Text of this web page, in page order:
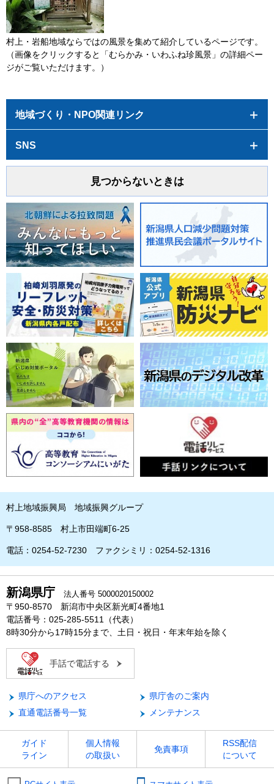
村上・岩船地域ならではの風景を集めて紹介しているページです。
（画像をクリックすると「むらかみ・いわふね珍風景」の詳細ペー
ジがご覧いただけます。）
地域づくり・NPO関連リンク
SNS
見つからないときは
村上地域振興局 地域振興グループ
〒958-8585 村上市田端町6-25
電話：0254-52-7230 ファクシミリ：0254-52-1316
新潟県庁 法人番号 5000020150002
〒950-8570 新潟市中央区新光町4番地1
電話番号：025-285-5511（代表）
8時30分から17時15分まで、土日・祝日・年末年始を除く
手話で電話する
県庁へのアクセス
県庁舎のご案内
直通電話番号一覧
メンテナンス
ガイド
ライン
個人情報
の取扱い
免責事項
RSS配信
について